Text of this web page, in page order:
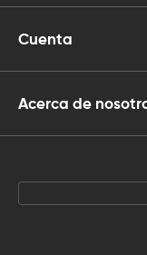
Cuenta
Acerca de